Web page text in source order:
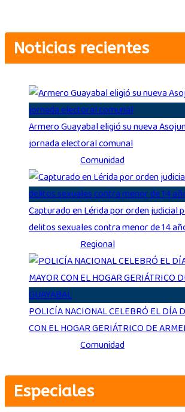
Noticias recientes
Armero Guayabal eligió su nueva
jornada electoral comunal
Comunidad
Capturado en Lérida por orden judicial
delitos sexuales contra menor de 14
Regional
POLICÍA NACIONAL CELEBRÓ EL DÍA
CON EL HOGAR GERIÁTRICO DE
Comunidad
Especiales